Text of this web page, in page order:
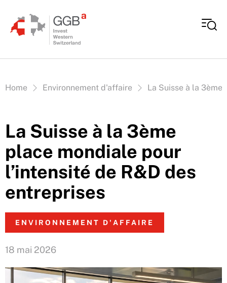
Vous êtes ici:
Home Environnement d'affaire La Suisse à la 3ème
La Suisse à la 3ème
place mondiale pour
l’intensité de R&D des
entreprises
ENVIRONNEMENT D'AFFAIRE
18 mai 2026